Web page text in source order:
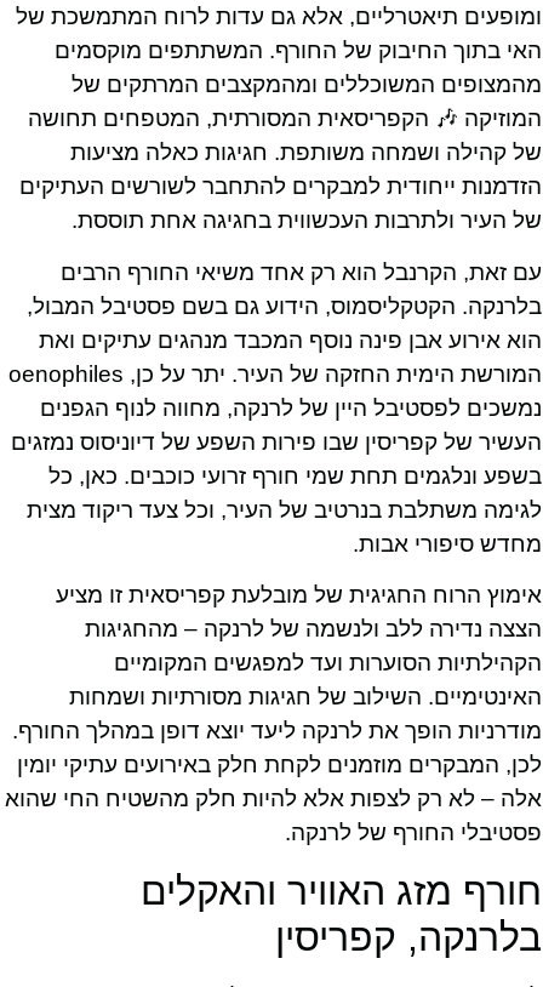
ומופעים תיאטרליים, אלא גם עדות לרוח המתמשכת של
האי בתוך החיבוק של החורף. המשתתפים מוקסמים
מהמצופים המשוכללים ומהמקצבים המרתקים של
המוזיקה 🎶 הקפריסאית המסורתית, המטפחים תחושה
של קהילה ושמחה משותפת. חגיגות כאלה מציעות
הזדמנות ייחודית למבקרים להתחבר לשורשים העתיקים
של העיר ולתרבות העכשווית בחגיגה אחת תוססת.
עם זאת, הקרנבל הוא רק אחד משיאי החורף הרבים
בלרנקה. הקטקליסמוס, הידוע גם בשם פסטיבל המבול,
הוא אירוע אבן פינה נוסף המכבד מנהגים עתיקים ואת
המורשת הימית החזקה של העיר. יתר על כן, oenophiles
נמשכים לפסטיבל היין של לרנקה, מחווה לנוף הגפנים
העשיר של קפריסין שבו פירות השפע של דיוניסוס נמזגים
בשפע ונלגמים תחת שמי חורף זרועי כוכבים. כאן, כל
לגימה משתלבת בנרטיב של העיר, וכל צעד ריקוד מצית
מחדש סיפורי אבות.
אימוץ הרוח החגיגית של מובלעת קפריסאית זו מציע
הצצה נדירה ללב ולנשמה של לרנקה – מהחגיגות
הקהילתיות הסוערות ועד למפגשים המקומיים
האינטימיים. השילוב של חגיגות מסורתיות ושמחות
מודרניות הופך את לרנקה ליעד יוצא דופן במהלך החורף.
לכן, המבקרים מוזמנים לקחת חלק באירועים עתיקי יומין
אלה – לא רק לצפות אלא להיות חלק מהשטיח החי שהוא
פסטיבלי החורף של לרנקה.
חורף מזג האוויר והאקלים
בלרנקה, קפריסין